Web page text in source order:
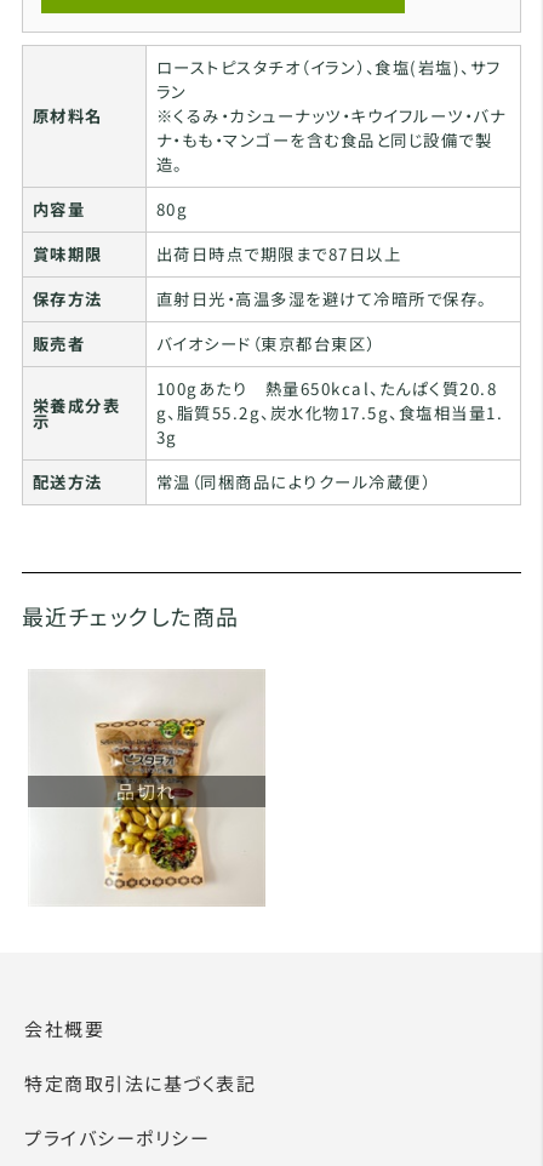
原材料名
ローストピスタチオ（イラン）、食塩(岩塩)、サフ
ラン
※くるみ・カシューナッツ・キウイフルーツ・バナ
ナ・もも・マンゴーを含む食品と同じ設備で製
造。
内容量
80g
賞味期限
出荷日時点で期限まで87日以上
保存方法
直射日光・高温多湿を避けて冷暗所で保存。
販売者
バイオシード（東京都台東区）
栄養成分表
示
100gあたり 熱量650kcal、たんぱく質20.8
g、脂質55.2g、炭水化物17.5g、食塩相当量1.
3g
配送方法
常温（同梱商品によりクール冷蔵便）
最近チェックした商品
品切れ
会社概要
特定商取引法に基づく表記
プライバシーポリシー